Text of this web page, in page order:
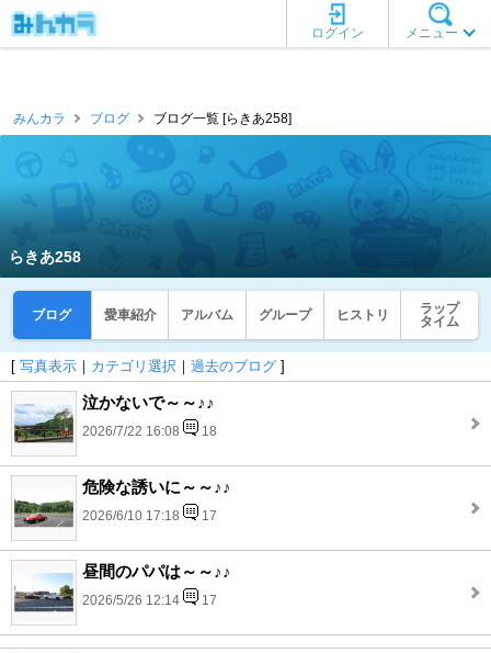
メニュー
ログイン
みんカラ ブログ ブログ一覧 [らきあ258]
らきあ258
ブログ 愛車紹介 アルバム グループ ヒストリ
ラップ
タイム
[ 写真表示 ｜ カテゴリ選択 ｜ 過去のブログ ]
泣かないで～～♪♪
2026/7/22 16:08 18
危険な誘いに～～♪♪
2026/6/10 17:18 17
昼間のパパは～～♪♪
2026/5/26 12:14 17